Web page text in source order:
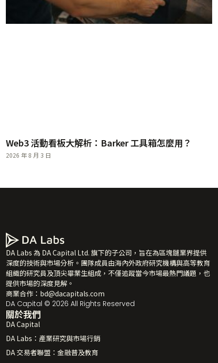
Web3 活動看板大解析：Barker 工具箱怎麼用？
2026 年 8 月 3 日
DA Labs 為 DA Capital Ltd. 旗下的子公司，旨在為區塊鏈業界提供
深度的技術與市場分析。團隊成員由海內外政府研究機構與高等教育
組織的研究員及頂尖畢業生組成，不僅追蹤當今市場最熱門議題，也
提供市場的深度見解。
商業合作： bd@dacapitals.com
DA Capital © 2026 All Rights Reserved
關於我們
DA Capital
DA Labs：產業研究與市場行銷
DA 交易者聯盟：金融普及教育